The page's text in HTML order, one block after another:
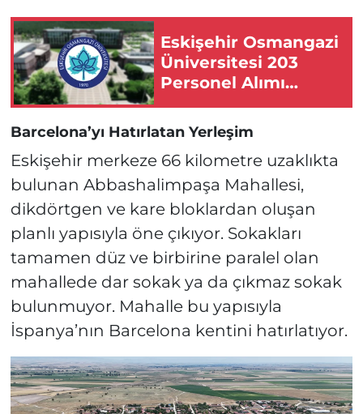
Eskişehir Osmangazi
Üniversitesi 203
Personel Alımı
Yapacak!
Barcelona’yı Hatırlatan Yerleşim
Eskişehir merkeze 66 kilometre uzaklıkta
bulunan Abbashalimpaşa Mahallesi,
dikdörtgen ve kare bloklardan oluşan
planlı yapısıyla öne çıkıyor. Sokakları
tamamen düz ve birbirine paralel olan
mahallede dar sokak ya da çıkmaz sokak
bulunmuyor. Mahalle bu yapısıyla
İspanya’nın Barcelona kentini hatırlatıyor.